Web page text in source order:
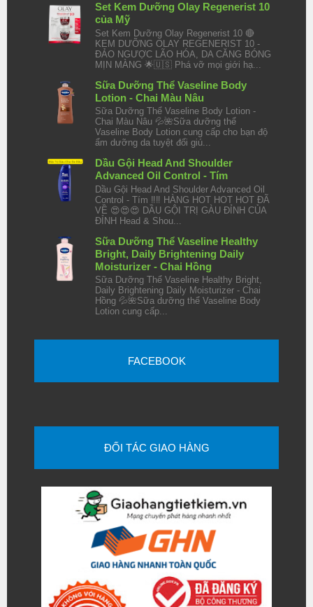
Set Kem Dưỡng Olay Regenerist 10
của Mỹ
Set Kem Dưỡng Olay Regenerist 10 🔴
KEM DƯỠNG OLAY REGENERIST 10 -
ĐẢO NGƯỢC LÃO HÓA, DA CĂNG BÓNG
MỊN MÀNG 🌟🇺🇸 Phá vỡ mọi giới hạ...
Sữa Dưỡng Thể Vaseline Body
Lotion - Chai Màu Nâu
Sữa Dưỡng Thể Vaseline Body Lotion -
Chai Màu Nâu 💦🌺Sữa dưỡng thể
Vaseline Body Lotion cung cấp cho bạn độ
ẩm dưỡng da tuyệt đối giú...
Dầu Gội Head And Shoulder
Advanced Oil Control - Tím
Dầu Gội Head And Shoulder Advanced Oil
Control - Tím ‼️‼️ HÀNG HOT HOT HOT ĐÃ
VỀ 😍😍😍 DẦU GỘI TRỊ GÀU ĐỈNH CỦA
ĐỈNH Head & Shou...
Sữa Dưỡng Thể Vaseline Healthy
Bright, Daily Brightening Daily
Moisturizer - Chai Hồng
Sữa Dưỡng Thể Vaseline Healthy Bright,
Daily Brightening Daily Moisturizer - Chai
Hồng 💦🌺Sữa dưỡng thể Vaseline Body
Lotion cung cấp...
FACEBOOK
ĐỐI TÁC GIAO HÀNG